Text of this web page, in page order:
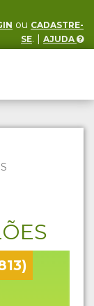
ou CADASTRE-
SE. | AJUDA